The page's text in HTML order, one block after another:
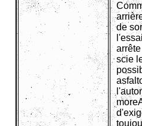
de
scie